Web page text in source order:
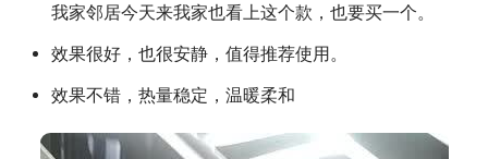
我家邻居今天来我家也看上这个款，也要买一个。
效果很好，也很安静，值得推荐使用。
效果不错，热量稳定，温暖柔和